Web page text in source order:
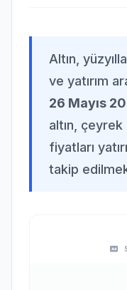
Altın,
ve yatırım
26 Mayıs
altın, çeyrek
fiyatları
takip